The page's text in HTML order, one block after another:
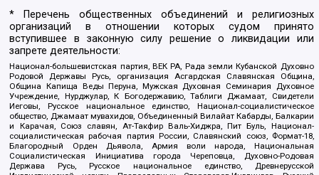
* Перечень общественных объединений и религиозных
организаций в отношении которых судом принято
вступившее в законную силу решение о ликвидации или
запрете деятельности:
Национал-большевистская партия, ВЕК РА, Рада земли Кубанской Духовно
Родовой Державы Русь, организация Асгардская Славянская Община,
Община Капища Веды Перуна, Мужская Духовная Семинария Духовное
Учреждение, Нурджулар, К Богодержавию, Таблиги Джамаат, Свидетели
Иеговы, Русское национальное единство, Национал-социалистическое
общество, Джамаат мувахидов, Объединенный Вилайат Кабарды, Балкарии
и Карачая, Союз славян, Ат-Такфир Валь-Хиджра, Пит Буль, Национал-
социалистическая рабочая партия России, Славянский союз, Формат-18,
Благородный Орден Дьявола, Армия воли народа, Национальная
Социалистическая Инициатива города Череповца, Духовно-Родовая
Держава Русь, Русское национальное единство, Древнерусской